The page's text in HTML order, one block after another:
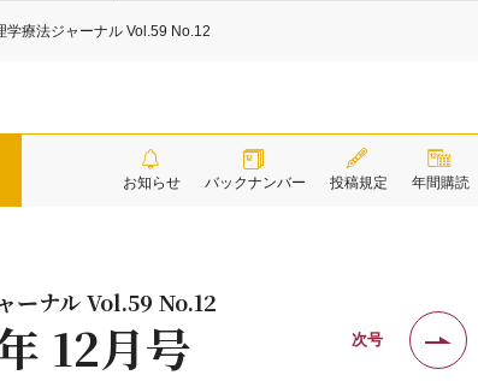
学療法ジャーナル Vol.59 No.12
お知らせ バックナンバー 投稿規定 年間購読
ーナル Vol.59 No.12
12月号 次号